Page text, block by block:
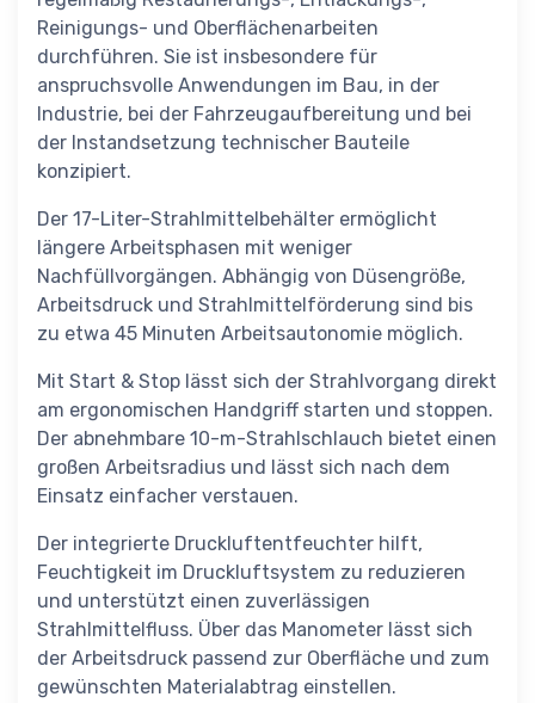
Reinigungs- und Oberflächenarbeiten
durchführen. Sie ist insbesondere für
anspruchsvolle Anwendungen im Bau, in der
Industrie, bei der Fahrzeugaufbereitung und bei
der Instandsetzung technischer Bauteile
konzipiert.
Der 17-Liter-Strahlmittelbehälter ermöglicht
längere Arbeitsphasen mit weniger
Nachfüllvorgängen. Abhängig von Düsengröße,
Arbeitsdruck und Strahlmittelförderung sind bis
zu etwa 45 Minuten Arbeitsautonomie möglich.
Mit Start & Stop lässt sich der Strahlvorgang direkt
am ergonomischen Handgriff starten und stoppen.
Der abnehmbare 10-m-Strahlschlauch bietet einen
großen Arbeitsradius und lässt sich nach dem
Einsatz einfacher verstauen.
Der integrierte Druckluftentfeuchter hilft,
Feuchtigkeit im Druckluftsystem zu reduzieren
und unterstützt einen zuverlässigen
Strahlmittelfluss. Über das Manometer lässt sich
der Arbeitsdruck passend zur Oberfläche und zum
gewünschten Materialabtrag einstellen.